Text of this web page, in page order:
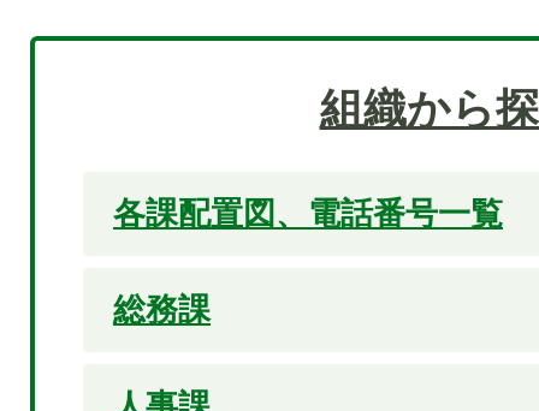
組織から
各課配置図、電話番号一覧
総務課